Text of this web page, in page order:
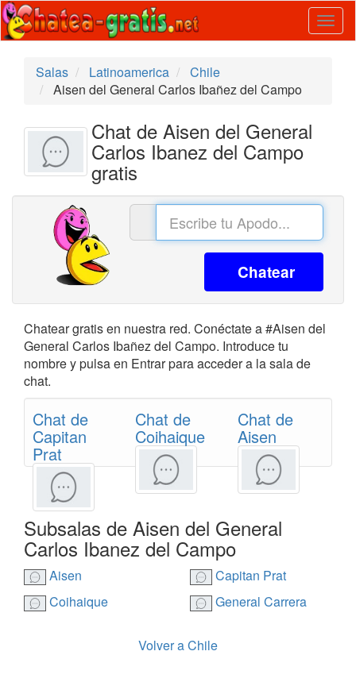
Salas
Latinoamerica
Chile
Aisen del General Carlos Ibañez del Campo
Chat de Aisen del General
Carlos Ibanez del Campo
gratis
Chatear
Chatear gratis en nuestra red. Conéctate a #Aisen del
General Carlos Ibañez del Campo. Introduce tu
nombre y pulsa en Entrar para acceder a la sala de
chat.
Chat de
Capitan
Prat
Chat de
Coihaique
Chat de
Aisen
Subsalas de Aisen del General
Carlos Ibanez del Campo
Aisen
Capitan Prat
Coihaique
General Carrera
Volver a Chile